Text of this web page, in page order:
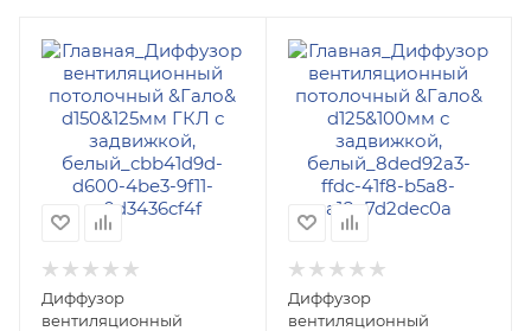
Диффузор
вентиляционный
Диффузор
вентиляционный